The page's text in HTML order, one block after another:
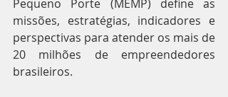
Pequeno Porte (MEMP) define as
missões, estratégias, indicadores e
perspectivas para atender os mais de
20 milhões de empreendedores
brasileiros.